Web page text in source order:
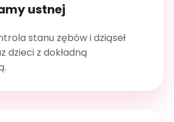
ustnej
stanu zębów i dziąseł
dzieci z dokładną